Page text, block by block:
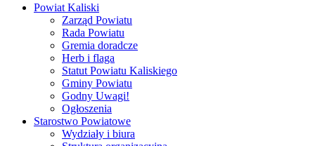
Powiat Kaliski
Zarząd Powiatu
Rada Powiatu
Gremia doradcze
Herb i flaga
Statut Powiatu Kaliskiego
Gminy Powiatu
Godny Uwagi!
Ogłoszenia
Starostwo Powiatowe
Wydziały i biura